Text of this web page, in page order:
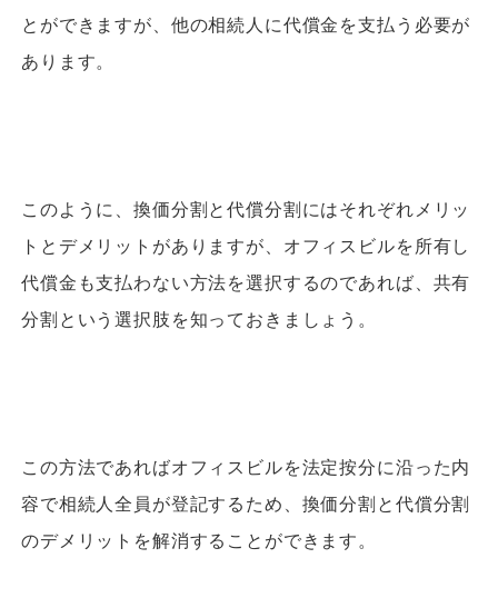
とができますが、他の相続人に代償金を支払う必要が
あります。
このように、換価分割と代償分割にはそれぞれメリッ
トとデメリットがありますが、オフィスビルを所有し
代償金も支払わない方法を選択するのであれば、共有
分割という選択肢を知っておきましょう。
この方法であればオフィスビルを法定按分に沿った内
容で相続人全員が登記するため、換価分割と代償分割
のデメリットを解消することができます。